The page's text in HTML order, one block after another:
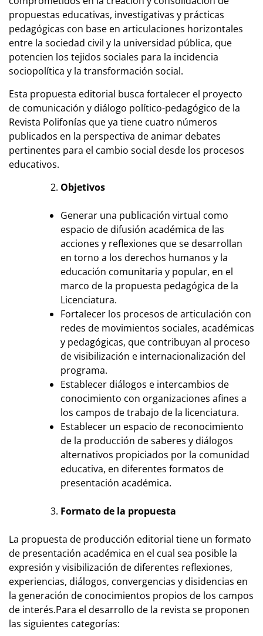
propuestas educativas, investigativas y prácticas
pedagógicas con base en articulaciones horizontales
entre la sociedad civil y la universidad pública, que
potencien los tejidos sociales para la incidencia
sociopolítica y la transformación social.
Esta propuesta editorial busca fortalecer el proyecto
de comunicación y diálogo político-pedagógico de la
Revista Polifonías que ya tiene cuatro números
publicados en la perspectiva de animar debates
pertinentes para el cambio social desde los procesos
educativos.
Objetivos
Generar una publicación virtual como
espacio de difusión académica de las
acciones y reflexiones que se desarrollan
en torno a los derechos humanos y la
educación comunitaria y popular, en el
marco de la propuesta pedagógica de la
Licenciatura.
Fortalecer los procesos de articulación con
redes de movimientos sociales, académicas
y pedagógicas, que contribuyan al proceso
de visibilización e internacionalización del
programa.
Establecer diálogos e intercambios de
conocimiento con organizaciones afines a
los campos de trabajo de la licenciatura.
Establecer un espacio de reconocimiento
de la producción de saberes y diálogos
alternativos propiciados por la comunidad
educativa, en diferentes formatos de
presentación académica.
Formato de la propuesta
La propuesta de producción editorial tiene un formato
de presentación académica en el cual sea posible la
expresión y visibilización de diferentes reflexiones,
experiencias, diálogos, convergencias y disidencias en
la generación de conocimientos propios de los campos
de interés.Para el desarrollo de la revista se proponen
las siguientes categorías: